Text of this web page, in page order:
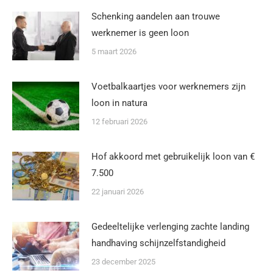
Schenking aandelen aan trouwe
werknemer is geen loon
5 maart 2026
Voetbalkaartjes voor werknemers zijn
loon in natura
12 februari 2026
Hof akkoord met gebruikelijk loon van €
7.500
22 januari 2026
Gedeeltelijke verlenging zachte landing
handhaving schijnzelfstandigheid
23 december 2025